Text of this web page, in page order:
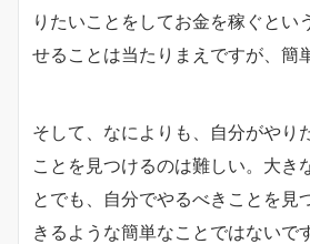
りたいことをしてお金を稼ぐとい
せることは当たりまえですが、簡
そして、なによりも、自分がやり
ことを見つけるのは難しい。大き
とでも、自分でやるべきことを見
きるような簡単なことではないで